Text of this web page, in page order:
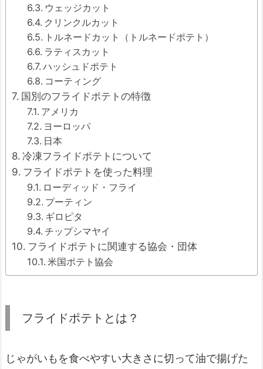
ウェッジカット
クリンクルカット
トルネードカット（トルネードポテト）
ラティスカット
ハッシュドポテト
コーティング
国別のフライドポテトの特徴
アメリカ
ヨーロッパ
日本
冷凍フライドポテトについて
フライドポテトを使った料理
ローディッド・フライ
プーティン
ギロピタ
チップシマヤイ
フライドポテトに関連する協会・団体
米国ポテト協会
フライドポテトとは？
じゃがいもを食べやすい大きさに切って油で揚げた